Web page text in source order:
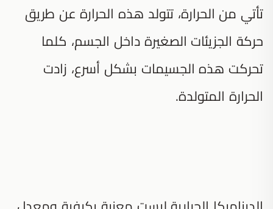
تأتي من الحرارة، تتولد هذه الحرارة عن طريق
حركة الجزيئات الصغيرة داخل الجسم، كلما
تحركت هذه الجسيمات بشكل أسرع، زادت
الحرارة المتولدة.